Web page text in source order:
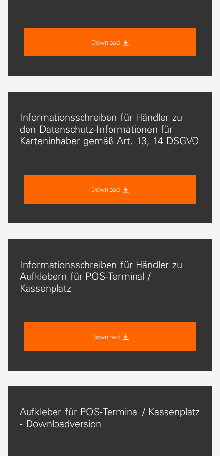
Download
Informationsschreiben für Händler zu
den Datenschutz-Informationen für
Karteninhaber gemäß Art. 13, 14 DSGVO
Download
Informationsschreiben für Händler zu
Aufklebern für POS-Terminal /
Kassenplatz
Download
Aufkleber für POS-Terminal / Kassenplatz
- Downloadversion